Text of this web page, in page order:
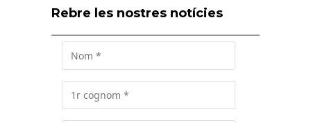
Rebre les nostres notícies